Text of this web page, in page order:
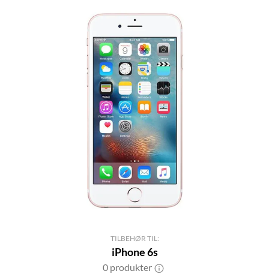
TILBEHØR TIL:
iPhone 6s
0 produkter